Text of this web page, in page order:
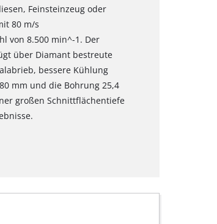
Feinsteinzeug oder
80 m/s
von 8.500 min^-1. Der
über Diamant bestreute
bessere Kühlung
mm und die Bohrung 25,4
großen Schnittflächentiefe